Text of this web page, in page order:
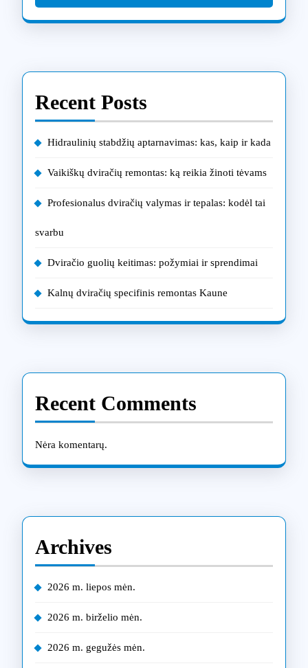
Recent Posts
Hidraulinių stabdžių aptarnavimas: kas, kaip ir kada
Vaikiškų dviračių remontas: ką reikia žinoti tėvams
Profesionalus dviračių valymas ir tepalas: kodėl tai
svarbu
Dviračio guolių keitimas: požymiai ir sprendimai
Kalnų dviračių specifinis remontas Kaune
Recent Comments
Nėra komentarų.
Archives
2026 m. liepos mėn.
2026 m. birželio mėn.
2026 m. gegužės mėn.